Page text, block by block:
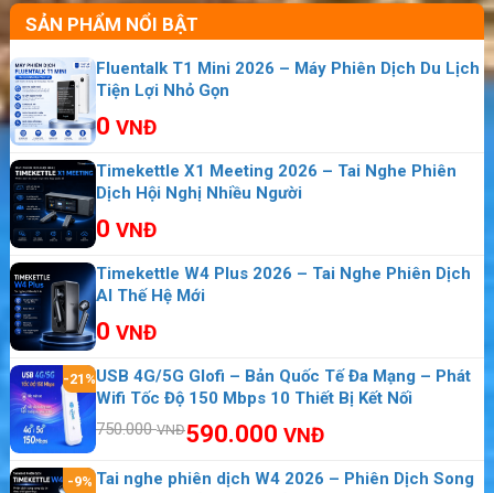
Thiết bị phát wifi 4G di động được bán
chạy nhất hiện nay:Tp-Link TL-MR3020
Router wifi 4G chuẩn N không dây, dùng
Sim 4G/3G:
Cục phát wifi không dây di động phát
được cho 10 thiết bị:Tp-link M5360
Phát wifi chia sẻ tới nhiều thiết bị
TP-Link M7310dễ dàng phát wifi 3G/4G bằng
cách chỉ cần lắp sim 3G hoặc Sim 4G vào thiết
bị sau đó khởi động lên như vậy thiết bị đã sẵn
sàng phát wifi giúp thiết bị di động kết truy cập
Internet. Số lượng máy kết nối cùng một thời
điểm vàoM7310tối đa 10 máy cùng một thời
điểm. Máy tính để bàn có thể truy cập Internet
SẢN PHẨM NỔI BẬT
Fluentalk T1 Mini 2026 – Máy Phiên Dịch Du Lịch
Tiện Lợi Nhỏ Gọn
0 VNĐ
Timekettle X1 Meeting 2026 – Tai Nghe Phiên
Dịch Hội Nghị Nhiều Người
0 VNĐ
Timekettle W4 Plus 2026 – Tai Nghe Phiên Dịch
AI Thế Hệ Mới
0 VNĐ
-21%USB 4G/5G Glofi – Bản Quốc Tế Đa Mạng – Phát
Wifi Tốc Độ 150 Mbps 10 Thiết Bị Kết Nối
750.000VNĐ590.000 VNĐ
-9% Tai nghe phiên dịch W4 2026 – Phiên Dịch Song